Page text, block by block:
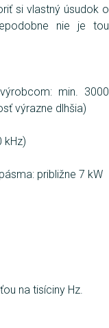
si vlastný úsudok o
nie je tou
min. 3000
výrazne dlhšia)
kHz)
približne 7 kW
na tisíciny Hz.